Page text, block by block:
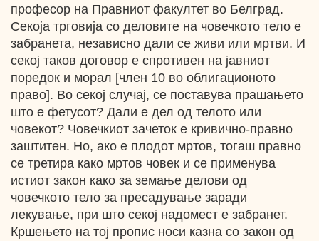
професор на Правниот факултет во Белград.
Секоја трговија со деловите на човечкото тело е
забранета, независно дали се живи или мртви. И
секој таков договор е спротивен на јавниот
поредок и морал [член 10 во облигационото
право]. Во секој случај, се поставува прашањето
што е фетусот? Дали е дел од телото или
човекот? Човечкиот зачеток е кривично-правно
заштитен. Но, ако е плодот мртов, тогаш правно
се третира како мртов човек и се применува
истиот закон како за земање делови од
човечкото тело за пресадување заради
лекување, при што секој надомест е забранет.
Кршењето на тој пропис носи казна со закон од